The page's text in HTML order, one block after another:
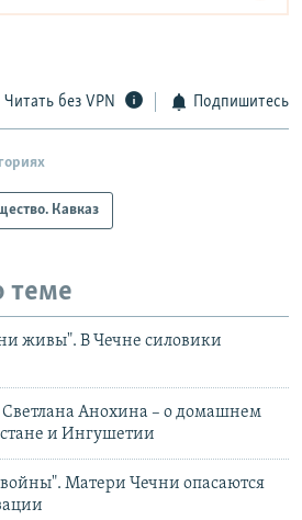
Читать без VPN Подпишитесь
Кавказ
теме
живы". В Чечне силовики
Анохина – о домашнем
и Ингушетии
Матери Чечни опасаются